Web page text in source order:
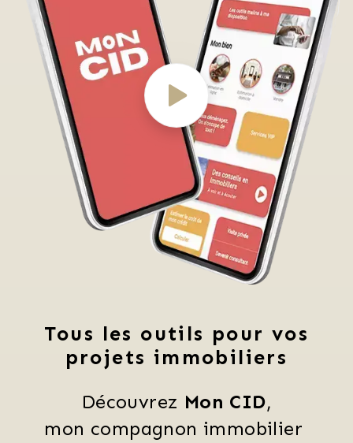
Tous les outils pour vos
projets immobiliers
Découvrez Mon CID,
mon compagnon immobilier